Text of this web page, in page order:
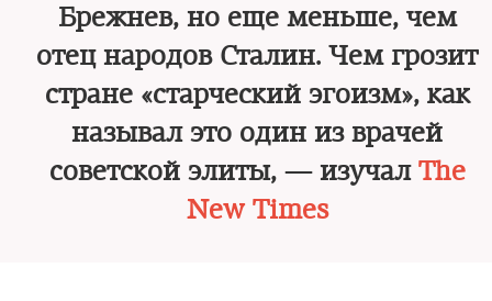
Брежнев, но еще меньше, чем
отец народов Сталин. Чем грозит
стране «старческий эгоизм», как
называл это один из врачей
советской элиты, — изучал The
New Times